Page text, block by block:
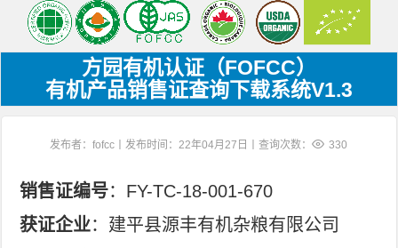
方园有机认证（FOFCC）
有机产品销售证查询下载系统V1.3
发布者：fofcc丨发布时间：22年04月27日丨查询次数： 330
销售证编号：FY-TC-18-001-670
获证企业：建平县源丰有机杂粮有限公司